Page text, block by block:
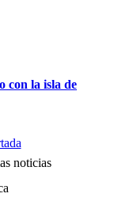
con la isla de
noticias